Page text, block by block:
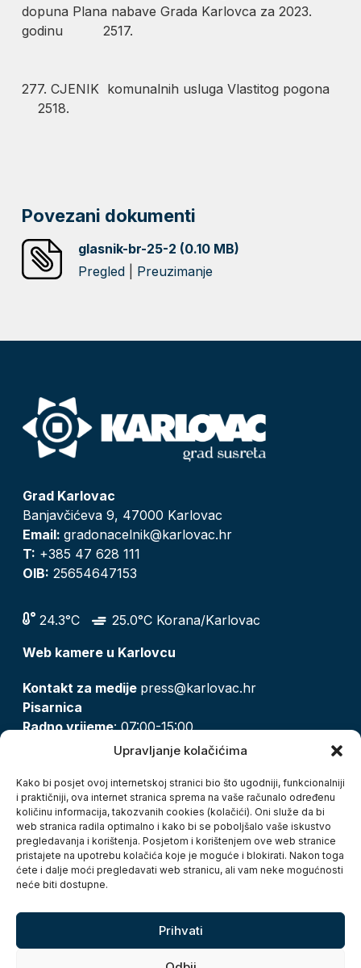
Upravljanje kolačićima
Kako bi posjet ovoj internetskoj stranici bio što ugodniji, funkcionalniji
i praktičniji, ova internet stranica sprema na vaše računalo određenu
količinu informacija, takozvanih cookies (kolačići). Oni služe da bi
web stranica radila optimalno i kako bi se poboljšalo vaše iskustvo
pregledavanja i korištenja. Posjetom i korištenjem ove web stranice
pristajete na upotrebu kolačića koje je moguće i blokirati. Nakon toga
ćete i dalje moći pregledavati web stranicu, ali vam neke mogućnosti
neće biti dostupne.
Prihvati
dopuna Plana nabave Grada Karlovca za 2023.
godinu 2517.
277. CJENIK komunalnih usluga Vlastitog pogona
2518.
Povezani dokumenti
glasnik-br-25-2 (0.10 MB)
Pregled
Preuzimanje
Grad Karlovac
Banjavčićeva 9, 47000 Karlovac
Email: gradonacelnik@karlovac.hr
T: +385 47 628 111
OIB: 25654647153
24.3°C
25.0°C Korana/Karlovac
Web kamere u Karlovcu
Kontakt za medije press@karlovac.hr
Pisarnica
Radno vrijeme: 07:00-15:00
pisarnica@karlovac.hr
Zaštita osobnih podataka
Pristup informacijama
Kolačići
Izjava o pristupačnosti
Turistička zajednica grada Karlovca